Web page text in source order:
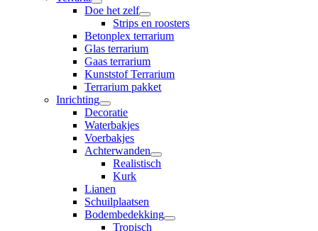
Doe het zelf
Strips en roosters
Betonplex terrarium
Glas terrarium
Gaas terrarium
Kunststof Terrarium
Terrarium pakket
Inrichting
Decoratie
Waterbakjes
Voerbakjes
Achterwanden
Realistisch
Kurk
Lianen
Schuilplaatsen
Bodembedekking
Tropisch